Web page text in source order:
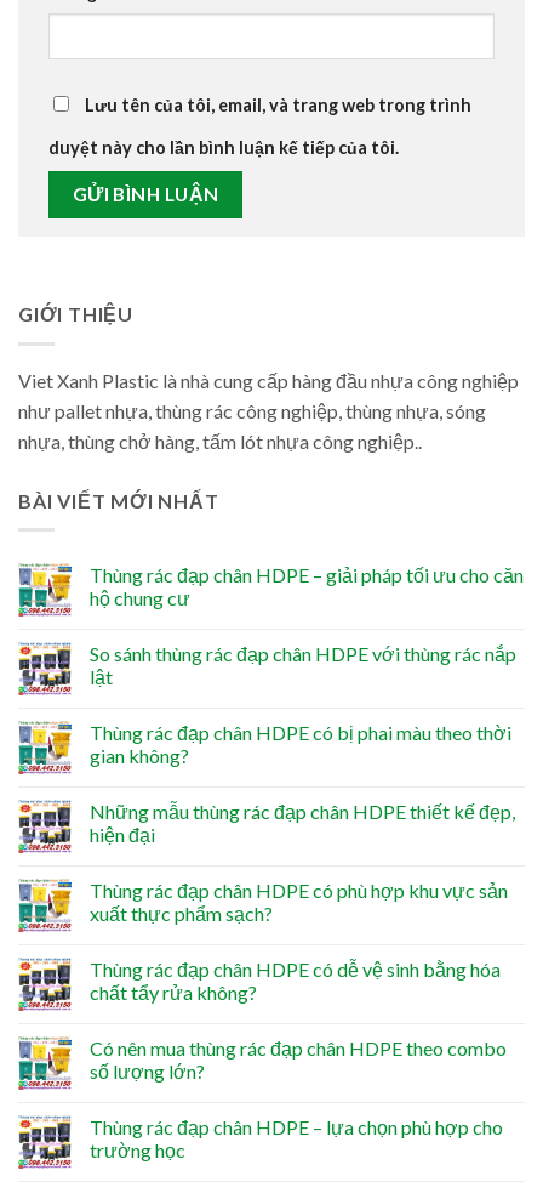
Lưu tên của tôi, email, và trang web trong trình
duyệt này cho lần bình luận kế tiếp của tôi.
GIỚI THIỆU
Viet Xanh Plastic là nhà cung cấp hàng đầu nhựa công nghiệp
như pallet nhựa, thùng rác công nghiệp, thùng nhựa, sóng
nhựa, thùng chở hàng, tấm lót nhựa công nghiệp..
BÀI VIẾT MỚI NHẤT
Thùng rác đạp chân HDPE – giải pháp tối ưu cho căn
hộ chung cư
So sánh thùng rác đạp chân HDPE với thùng rác nắp
lật
Thùng rác đạp chân HDPE có bị phai màu theo thời
gian không?
Những mẫu thùng rác đạp chân HDPE thiết kế đẹp,
hiện đại
Thùng rác đạp chân HDPE có phù hợp khu vực sản
xuất thực phẩm sạch?
Thùng rác đạp chân HDPE có dễ vệ sinh bằng hóa
chất tẩy rửa không?
Có nên mua thùng rác đạp chân HDPE theo combo
số lượng lớn?
Thùng rác đạp chân HDPE – lựa chọn phù hợp cho
trường học